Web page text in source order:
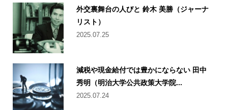
外交裏舞台の人びと 鈴木 美勝（ジャーナ
リスト）
2025.07.25
減税や現金給付では豊かにならない 田中
秀明（明治大学公共政策大学院...
2025.07.24